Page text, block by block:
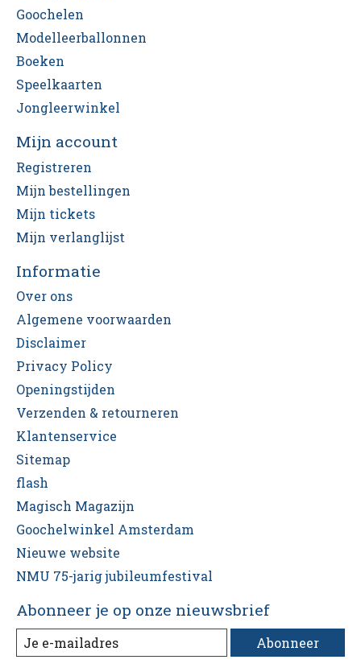
Goochelen
Modelleerballonnen
Boeken
Speelkaarten
Jongleerwinkel
Mijn account
Registreren
Mijn bestellingen
Mijn tickets
Mijn verlanglijst
Informatie
Over ons
Algemene voorwaarden
Disclaimer
Privacy Policy
Openingstijden
Verzenden & retourneren
Klantenservice
Sitemap
flash
Magisch Magazijn
Goochelwinkel Amsterdam
Nieuwe website
NMU 75-jarig jubileumfestival
Abonneer je op onze nieuwsbrief
Abonneer